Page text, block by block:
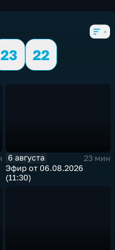
23
22
6 августа
23 мин
Эфир от 06.08.2026
(11:30)